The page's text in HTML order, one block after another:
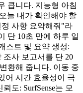
큽니다. 지능형 아침
늘 내가 확인해야 할
사항 요약해줘"라
단 10초 만에 하루 일
스트 및 요약 생성:
조사 보고서를 단 20
환해 줍니다. 이동 중
어 시간 효율성이 극
도: SurfSense는 모